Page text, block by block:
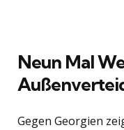
Neun Mal
Gegen Georgien